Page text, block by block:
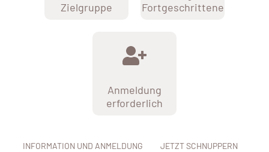
Zielgruppe
Fortgeschrittene
Anmeldung
erforderlich
INFORMATION UND ANMELDUNG JETZT SCHNUPPERN